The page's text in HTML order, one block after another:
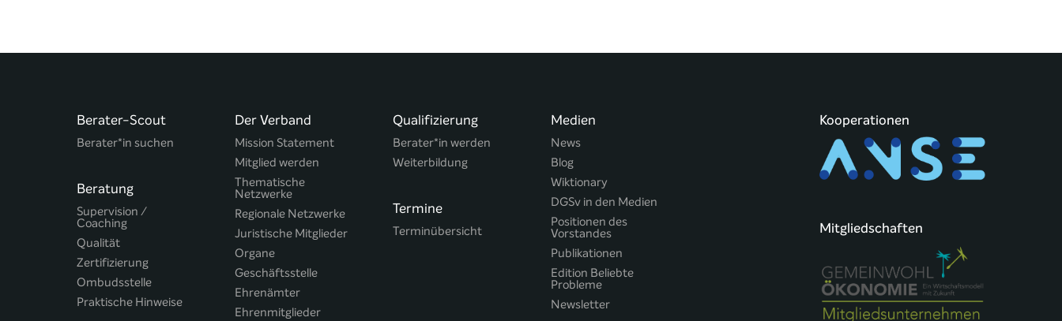
Berater-Scout
Berater*in suchen
Beratung
Supervision /
Coaching
Qualität
Zertifizierung
Ombudsstelle
Praktische Hinweise
Der Verband
Mission Statement
Mitglied werden
Thematische
Netzwerke
Regionale Netzwerke
Juristische Mitglieder
Organe
Geschäftsstelle
Ehrenämter
Ehrenmitglieder
Qualifizierung
Berater*in werden
Weiterbildung
Termine
Terminübersicht
Medien
News
Blog
Wiktionary
DGSv in den Medien
Positionen des
Vorstandes
Publikationen
Edition Beliebte
Probleme
Newsletter
Kooperationen
Mitgliedschaften